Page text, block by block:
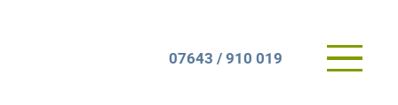
07643 / 910 019
Primary
Menu